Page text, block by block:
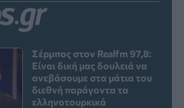
Σέρμπος στον Realfm 97,8:
Είναι δική μας δουλειά να
ανεβάσουμε στα μάτια του
διεθνή παράγοντα τα
ελληνοτουρκικά